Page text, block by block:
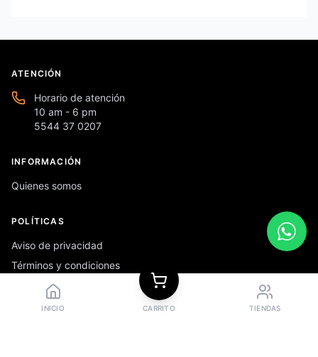
INICIO CARRITO TIENDAS
ATENCIÓN
Horario de atención
10 am - 6 pm
5544 37 0207
INFORMACIÓN
Quienes somos
POLÍTICAS
Aviso de privacidad
Términos y condiciones
Preguntas frecuentes